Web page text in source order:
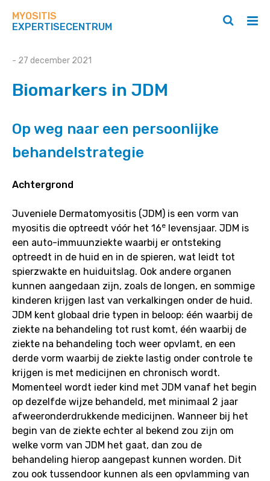
direct
op
deze
MYOSITIS
EXPERTISECENTRUM
Zoeken
Biomarkers
JDM
- 27 december 2021
Biomarkers in JDM
Op weg naar een persoonlijke
behandelstrategie
Achtergrond
Juveniele Dermatomyositis (JDM) is een vorm van
myositis die optreedt vóór het 16e
levensjaar. JDM is
een auto-immuunziekte waarbij er ontsteking
optreedt in de huid en in de spieren, wat leidt tot
spierzwakte en huiduitslag. Ook andere organen
kunnen aangedaan zijn, zoals de longen, en sommige
kinderen krijgen last van verkalkingen onder de huid.
JDM kent globaal drie typen in beloop: één waarbij de
ziekte na behandeling tot rust komt, één waarbij de
ziekte na behandeling toch weer opvlamt, en een
derde vorm waarbij de ziekte lastig onder controle te
krijgen is met medicijnen en chronisch wordt.
Momenteel wordt ieder kind met JDM vanaf het begin
op dezelfde wijze behandeld, met minimaal 2 jaar
afweeronderdrukkende medicijnen. Wanneer bij het
begin van de ziekte echter al bekend zou zijn om
welke vorm van JDM het gaat, dan zou de
behandeling hierop aangepast kunnen worden. Dit
zou ook tussendoor kunnen als een opvlamming van